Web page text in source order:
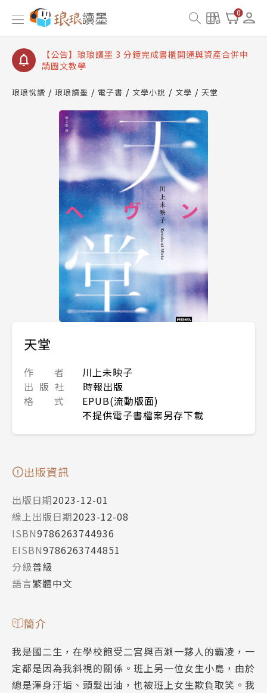
0
【公告】琅琅讀墨數位閱讀資產合併與書櫃開通申請
【公告】琅琅讀墨書櫃開通常見問題
【公告】琅琅讀墨 3 分鐘完成書櫃開通與資產合併申
請圖文教學
查詢
【公告】琅琅讀墨數位閱讀資產合併與書櫃開通申請
琅琅悅讀 琅琅讀墨 電子書 文學小說 文學 天堂
天堂
作 者
川上未映子
出 版 社
時報出版
格 式
EPUB(流動版面)
不提供電子書檔案另存下載
出版資訊
出版日期2023-12-01
線上出版日期2023-12-08
ISBN9786263744936
EISBN9786263744851
分級普級
語言繁體中文
簡介
我是國二生，在學校飽受二宮與百瀨一夥人的霸凌，一
定都是因為我斜視的關係。班上另一位女生小島，由於
總是渾身汙垢、頭髮出油，也被班上女生欺負取笑。我